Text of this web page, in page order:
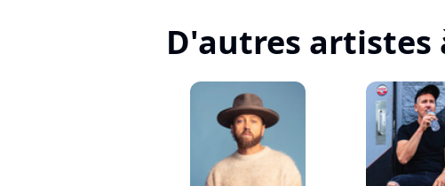
D'autres artistes